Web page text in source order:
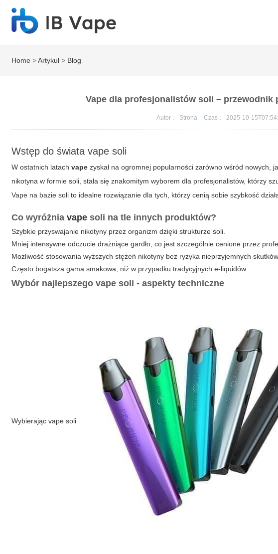
Home >Artykuł > Blog
Vape dla profesjonalistów soli – przewodnik
Autor： Strona Czas： 2025-10-
Wstęp do świata vape soli
W ostatnich latachvape zyskał na ogromnej popularności zarówno wśród nowych,
nikotyna w formie soli, stała się znakomitym wyborem dla profesjonalistów, którzy
Vape na bazie soli to idealne rozwiązanie dla tych, którzy cenią sobie szybkość
Co wyróżniavape soli na tle innych produktów?
Szybkie przyswajanie nikotyny przez organizm dzięki strukturze soli.
Mniej intensywne odczucie drażniące gardło, co jest szczególnie cenione przez
Możliwość stosowania wyższych stężeń nikotyny bez ryzyka nieprzyjemnych
Często bogatsza gama smakowa, niż w przypadku tradycyjnych e-liquidów.
Wybór najlepszego vape soli - aspekty techniczne
Wybierającvape soli